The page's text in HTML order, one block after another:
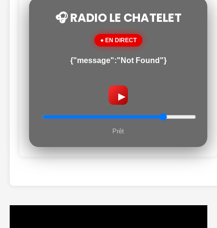
🎧 RADIO LE CHATELET
● EN DIRECT
{"message":"Not Found"}
▶
Prêt